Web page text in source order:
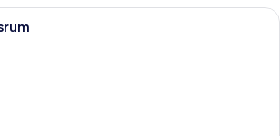
Ett hotellrum med två sängar, ett